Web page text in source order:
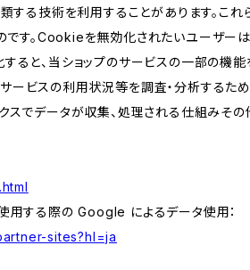
する技術を利用することがあります。こ
す。Cookieを無効化されたいユーザー
ると、当ショップのサービスの一部の機
るサービスの利用状況等を調査・分析す
スでデータが収集、処理される仕組みそ
用する際の Google によるデータ使用：
sites?hl=ja